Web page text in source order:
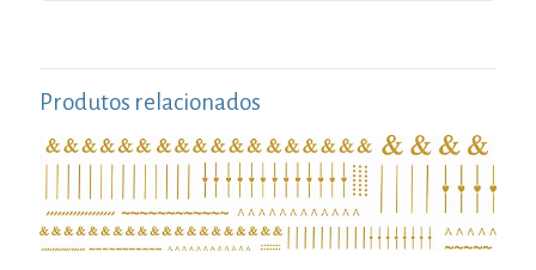
Produtos relacionados